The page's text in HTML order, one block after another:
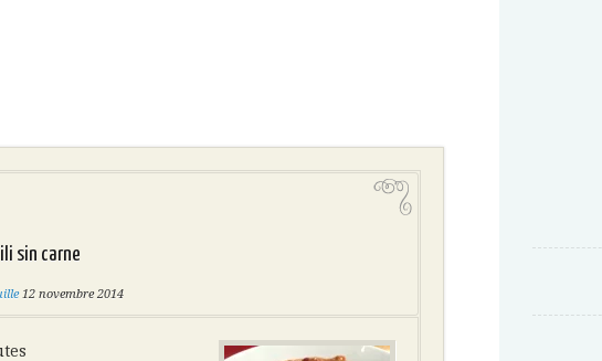
sin carne
12 novembre 2014